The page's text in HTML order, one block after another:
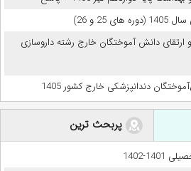
و 26)
و ارتقای دانش آموختگان خارج رشته داروسازی
دندانپزشکی خارج کشور 1405
پربحث ترین
1402